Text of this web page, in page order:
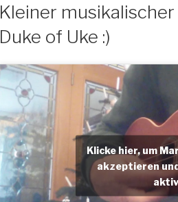
Kleiner
Duke of Uke :)
Klicke hier, um
akzeptieren